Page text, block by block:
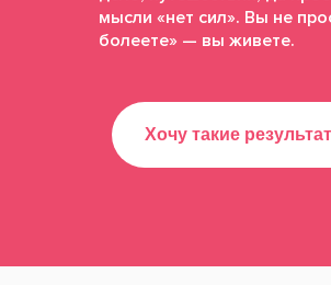
мысли «нет сил». Вы не
болеете» — вы живете.
Хочу такие